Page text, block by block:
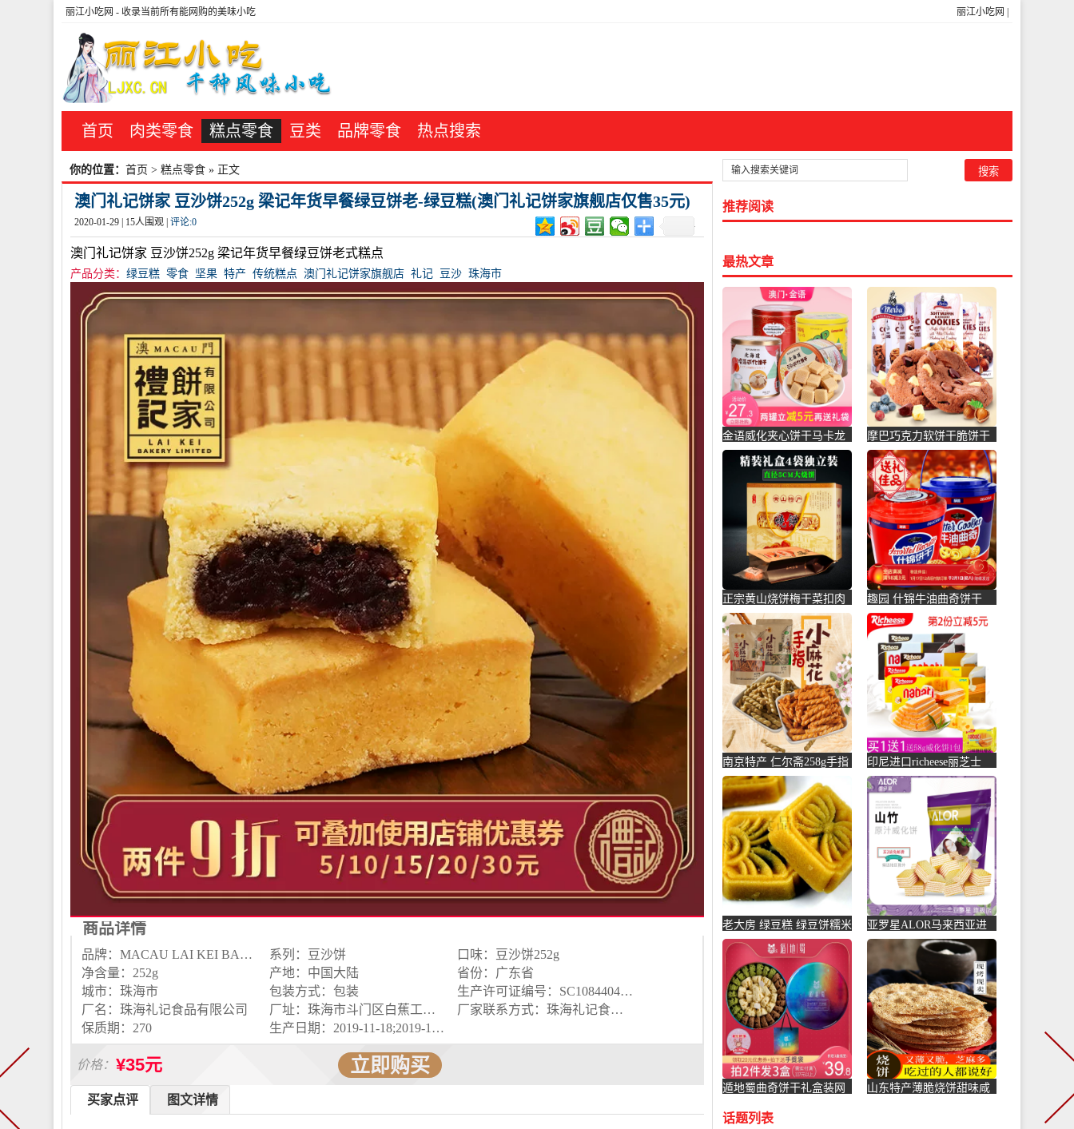
丽江小吃网
丽江小吃网 - 收录当前所有能网购的美味小吃
首页 肉类零食 糕点零食 豆类 品牌零食 热点搜索
你的位置： 首页 > 糕点零食 » 正文
澳门礼记饼家 豆沙饼252g 梁记年货早餐绿豆饼老-绿豆糕(澳门礼记饼家旗舰店仅售35元)
2020-01-29 | 15人围观 | 评论:0
澳门礼记饼家 豆沙饼252g 梁记年货早餐绿豆饼老式糕点
产品分类： 绿豆糕 零食 坚果 特产 传统糕点 澳门礼记饼家旗舰店 礼记 豆沙 珠海市
商品详情
品牌：MACAU LAI KEI BAKERY/澳门礼记饼家 系列：豆沙饼
口味：豆沙饼252g
净含量：252g
产地：中国大陆
省份：广东省
城市：珠海市
包装方式：包装
生产许可证编号：SC10844040300349
厂名：珠海礼记食品有限公司
厂址：珠海市斗门区白蕉工业开发区河边街23号(厂房)、28号(厂房1、3、4)
厂家联系方式：珠海礼记食品有限公司
保质期：270
生产日期：2019-11-18;2019-11-19
价格： ¥35元 立即购买
图文详情
买家点评
推荐阅读
最热文章
金语威化夹心饼干马卡龙
铁罐黑糖小圆饼早餐下午
茶办公-夹心饼干(金语蓝
天专卖店仅售25.8元)
摩巴巧克力软饼干脆饼干
荷兰进口果酱夹心曲奇蔓
越莓零-曲奇饼干(昶洋食
品专营店仅售32.8元)
正宗黄山烧饼梅干菜扣肉
安徽特产酥饼网红美食糕
点心零-烧饼(麦主人旗舰
店仅售29.8元)
趣园 什锦牛油曲奇饼干
500g 点心糕点送礼年货
批-曲奇饼干(城市公社食
品专营店仅售23.8元)
南京特产 仁尔斋258g手指
小麻花 金陵美食小吃-麻
花(仁尔斋食品旗舰店仅售
15元)
印尼进口richeese丽芝士
nabati奶酪威化-威化饼干
(佳和食品专营店仅售30
元)
老大房 绿豆糕 绿豆饼糯米
糕点黄金糕上海特产小吃
零-绿豆糕(老大房旗舰店
仅售13.88元)
亚罗星ALOR马来西亚进
口休闲零食夹心小饼干山
竹威-威化饼干(alor亚罗星
旗舰店仅售12.9元)
遁地蜀曲奇饼干礼盒装网
节年货-曲奇饼干(遁地蜀
山东特产薄脆烧饼甜味咸
话题列表